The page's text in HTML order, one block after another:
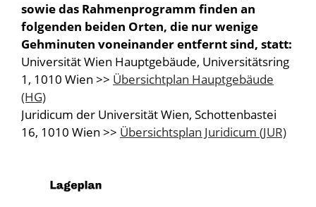
sowie das Rahmenprogramm finden an
folgenden beiden Orten, die nur wenige
Gehminuten voneinander entfernt sind, statt:
Universität Wien Hauptgebäude, Universitätsring
1, 1010 Wien >> Übersichtplan Hauptgebäude
(HG)
Juridicum der Universität Wien, Schottenbastei
16, 1010 Wien >> Übersichtsplan Juridicum (JUR)